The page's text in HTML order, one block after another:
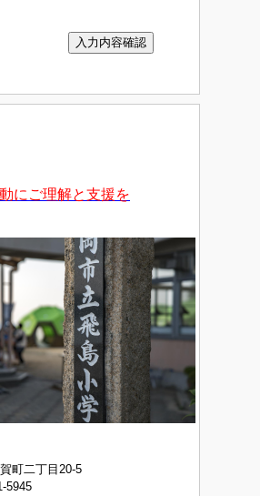
にご理解と支援を
町二丁目20-5